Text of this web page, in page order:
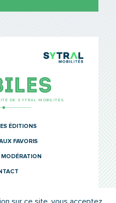
DE SYTRAL MOBILITÉS
ÉDITIONS
FAVORIS